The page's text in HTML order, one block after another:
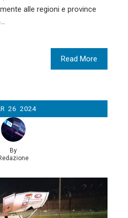
alle regioni e province
Read More
26 2024
By